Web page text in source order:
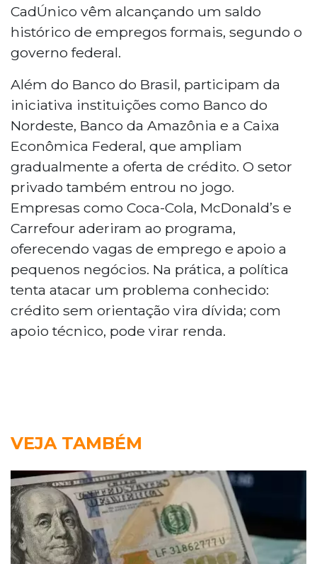
CadÚnico vêm alcançando um saldo
histórico de empregos formais, segundo o
governo federal.
Além do Banco do Brasil, participam da
iniciativa instituições como Banco do
Nordeste, Banco da Amazônia e a Caixa
Econômica Federal, que ampliam
gradualmente a oferta de crédito. O setor
privado também entrou no jogo.
Empresas como Coca-Cola, McDonald’s e
Carrefour aderiram ao programa,
oferecendo vagas de emprego e apoio a
pequenos negócios. Na prática, a política
tenta atacar um problema conhecido:
crédito sem orientação vira dívida; com
apoio técnico, pode virar renda.
VEJA TAMBÉM